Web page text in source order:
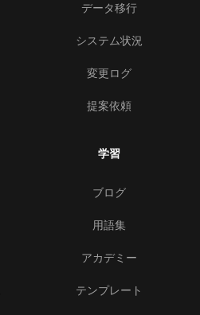
データ移行
システム状況
変更ログ
提案依頼
学習
ブログ
用語集
アカデミー
テンプレート